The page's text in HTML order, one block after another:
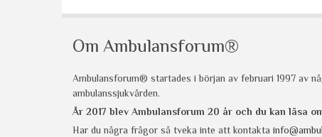
Om Ambulansforum®
Ambulansforum® startades i början av februari 1997 av
ambulanssjukvården.
År 2017 blev Ambulansforum 20 år och du kan läsa
Har du några frågor så tveka inte att kontakta